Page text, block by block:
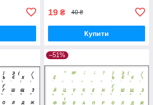
19 ₴ 40 ₴
Купити
–51%